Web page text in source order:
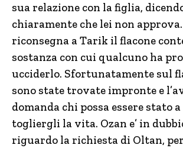
sua relazione con la figlia,
chiaramente che lei non
riconsegna a Tarik il flacone
sostanza con cui qualcuno ha
ucciderlo. Sfortunatamente sul
sono state trovate impronte e
domanda chi possa essere stato
togliergli la vita. Ozan e’ in
riguardo la richiesta di Oltan,